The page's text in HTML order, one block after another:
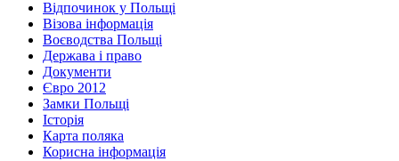
Відпочинок у Польщі
Візова інформація
Воєводства Польщі
Держава і право
Документи
Євро 2012
Замки Польщі
Історія
Карта поляка
Корисна інформація